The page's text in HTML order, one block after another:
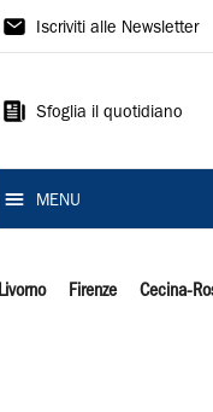
Il
Iscriviti alle Newsletter
Sfoglia il quotidiano
MENU
Livorno Firenze Cecina-